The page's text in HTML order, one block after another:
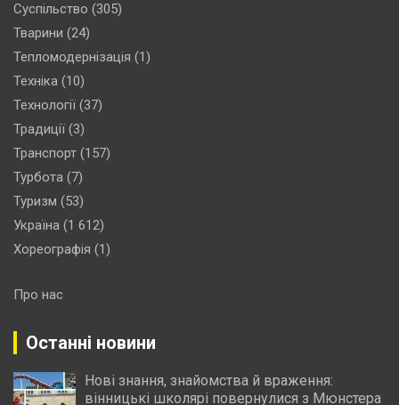
Суспільство (305)
Тварини (24)
Тепломодернізація (1)
Техніка (10)
Технології (37)
Традиції (3)
Транспорт (157)
Турбота (7)
Туризм (53)
Україна (1 612)
Хореографія (1)
Про нас
Останні новини
Нові знання, знайомства й враження:
вінницькі школярі повернулися з Мюнстера